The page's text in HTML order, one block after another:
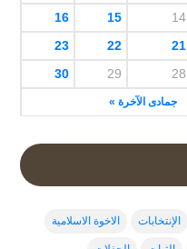
جمادى الآخرة »
14
15
16
21
22
23
28
29
30
الإنتخابات الاخوة الاسلامية